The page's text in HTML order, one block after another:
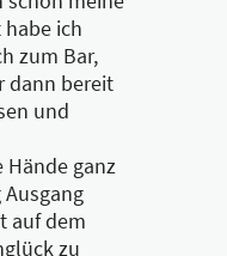
ich
zum Bar,
dann bereit
und
Hände ganz
auf dem
zu